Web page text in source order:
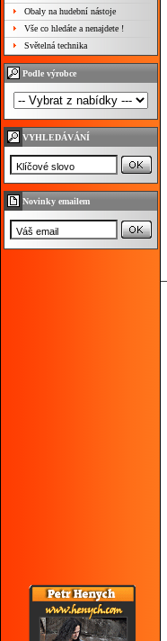
Obaly na hudební nástoje
Vše co hledáte a nenajdete !
Světelná technika
Podle výrobce
VYHLEDÁVÁNÍ
Novinky emailem